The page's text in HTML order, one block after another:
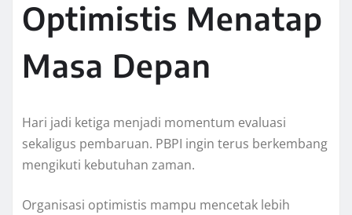
Optimistis Menatap
Masa Depan
Hari jadi ketiga menjadi momentum evaluasi
sekaligus pembaruan. PBPI ingin terus berkembang
mengikuti kebutuhan zaman.
Organisasi optimistis mampu mencetak lebih